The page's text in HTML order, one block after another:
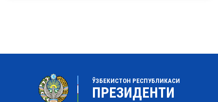
ЎЗБЕКИСТОН РЕСПУБЛИКАСИ
ПРЕЗИДЕНТИ